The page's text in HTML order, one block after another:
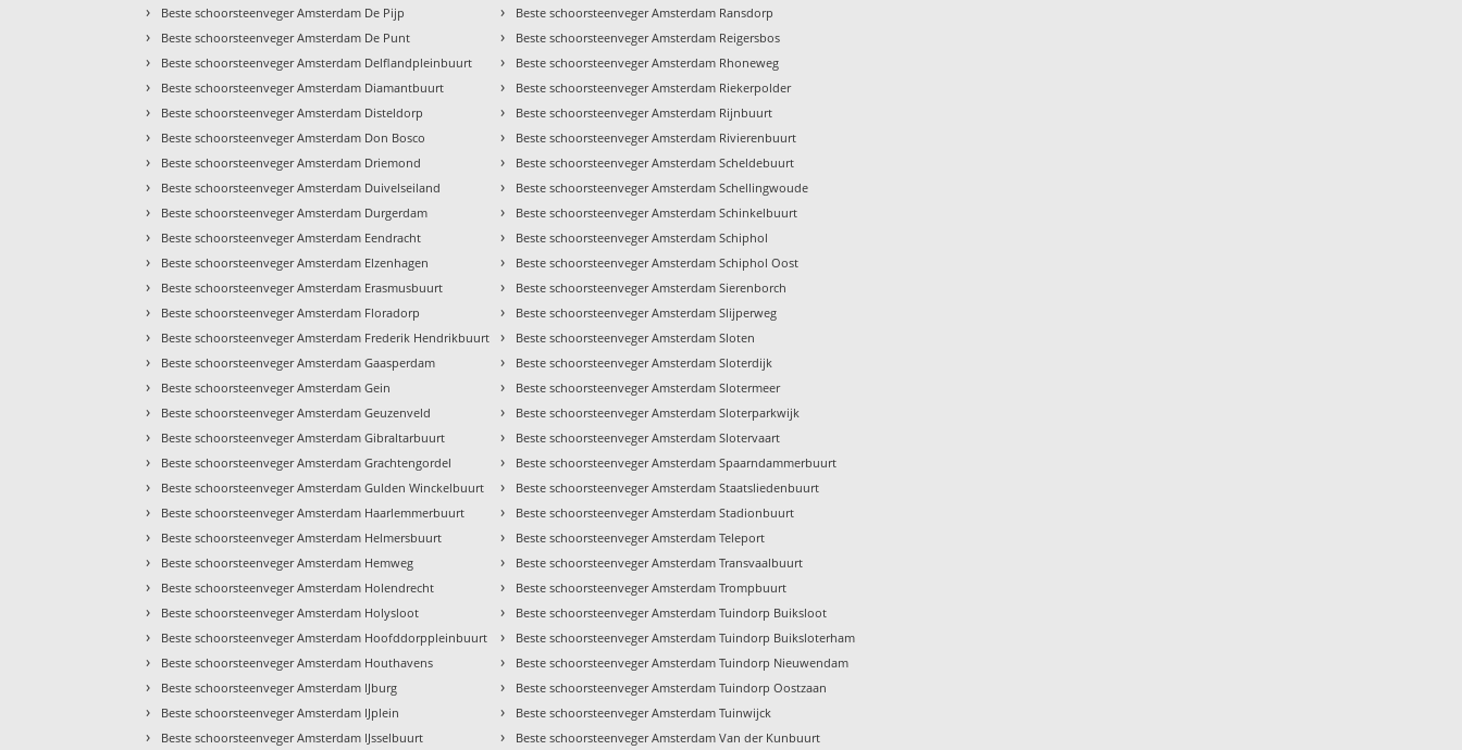
› Beste schoorsteenveger Amsterdam De Pijp
› Beste schoorsteenveger Amsterdam De Punt
› Beste schoorsteenveger Amsterdam Delflandpleinbuurt
› Beste schoorsteenveger Amsterdam Diamantbuurt
› Beste schoorsteenveger Amsterdam Disteldorp
› Beste schoorsteenveger Amsterdam Don Bosco
› Beste schoorsteenveger Amsterdam Driemond
› Beste schoorsteenveger Amsterdam Duivelseiland
› Beste schoorsteenveger Amsterdam Durgerdam
› Beste schoorsteenveger Amsterdam Eendracht
› Beste schoorsteenveger Amsterdam Elzenhagen
› Beste schoorsteenveger Amsterdam Erasmusbuurt
› Beste schoorsteenveger Amsterdam Floradorp
› Beste schoorsteenveger Amsterdam Frederik Hendrikbuurt
› Beste schoorsteenveger Amsterdam Gaasperdam
› Beste schoorsteenveger Amsterdam Gein
› Beste schoorsteenveger Amsterdam Geuzenveld
› Beste schoorsteenveger Amsterdam Gibraltarbuurt
› Beste schoorsteenveger Amsterdam Grachtengordel
› Beste schoorsteenveger Amsterdam Gulden Winckelbuurt
› Beste schoorsteenveger Amsterdam Haarlemmerbuurt
› Beste schoorsteenveger Amsterdam Helmersbuurt
› Beste schoorsteenveger Amsterdam Hemweg
› Beste schoorsteenveger Amsterdam Holendrecht
› Beste schoorsteenveger Amsterdam Holysloot
› Beste schoorsteenveger Amsterdam Hoofddorppleinbuurt
› Beste schoorsteenveger Amsterdam Houthavens
› Beste schoorsteenveger Amsterdam IJburg
› Beste schoorsteenveger Amsterdam IJplein
› Beste schoorsteenveger Amsterdam IJsselbuurt
› Beste schoorsteenveger Amsterdam Ransdorp
› Beste schoorsteenveger Amsterdam Reigersbos
› Beste schoorsteenveger Amsterdam Rhoneweg
› Beste schoorsteenveger Amsterdam Riekerpolder
› Beste schoorsteenveger Amsterdam Rijnbuurt
› Beste schoorsteenveger Amsterdam Rivierenbuurt
› Beste schoorsteenveger Amsterdam Scheldebuurt
› Beste schoorsteenveger Amsterdam Schellingwoude
› Beste schoorsteenveger Amsterdam Schinkelbuurt
› Beste schoorsteenveger Amsterdam Schiphol
› Beste schoorsteenveger Amsterdam Schiphol Oost
› Beste schoorsteenveger Amsterdam Sierenborch
› Beste schoorsteenveger Amsterdam Slijperweg
› Beste schoorsteenveger Amsterdam Sloten
› Beste schoorsteenveger Amsterdam Sloterdijk
› Beste schoorsteenveger Amsterdam Slotermeer
› Beste schoorsteenveger Amsterdam Sloterparkwijk
› Beste schoorsteenveger Amsterdam Slotervaart
› Beste schoorsteenveger Amsterdam Spaarndammerbuurt
› Beste schoorsteenveger Amsterdam Staatsliedenbuurt
› Beste schoorsteenveger Amsterdam Stadionbuurt
› Beste schoorsteenveger Amsterdam Teleport
› Beste schoorsteenveger Amsterdam Transvaalbuurt
› Beste schoorsteenveger Amsterdam Trompbuurt
› Beste schoorsteenveger Amsterdam Tuindorp Buiksloot
› Beste schoorsteenveger Amsterdam Tuindorp Buiksloterham
› Beste schoorsteenveger Amsterdam Tuindorp Nieuwendam
› Beste schoorsteenveger Amsterdam Tuindorp Oostzaan
› Beste schoorsteenveger Amsterdam Tuinwijck
› Beste schoorsteenveger Amsterdam Van der Kunbuurt